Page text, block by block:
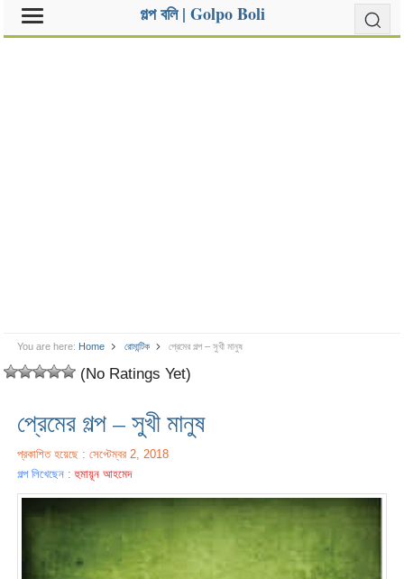
গল্প বলি | Golpo Boli
You are here: Home রোমান্টিক প্রেমের গল্প – সুখী মানুষ
(No Ratings Yet)
প্রেমের গল্প – সুখী মানুষ
প্রকাশিত হয়েছে : সেপ্টেম্বর 2, 2018
গল্প লিখেছেন :হুমায়ূন আহমেদ